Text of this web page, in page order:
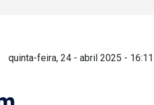
quinta-feira, 24 - abril 2025 - 16:11